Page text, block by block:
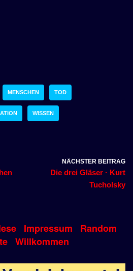
MENSCHEN TOD
WISSEN
NÄCHSTER BEITRAG
Die drei Gläser · Kurt
Tucholsky
Impressum
Random
Willkommen